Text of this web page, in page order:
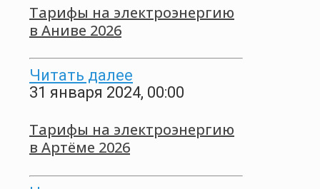
Тарифы на электроэнергию
в Аниве 2026
Читать далее
31 января 2024, 00:00
Тарифы на электроэнергию
в Артёме 2026